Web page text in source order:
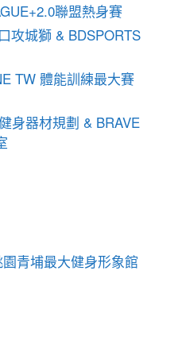
聯盟熱身賽
攻城獅 & BDSPORTS
TW 體能訓練最大賽
身器材規劃 & BRAVE
青埔最大健身形象館